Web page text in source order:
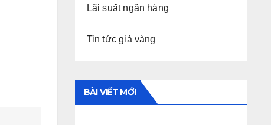
Lãi suất ngân hàng
Tin tức giá vàng
BÀI VIẾT MỚI